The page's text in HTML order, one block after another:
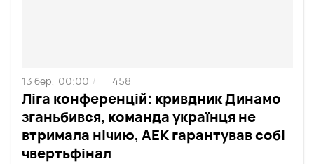
Ліга конференцій: кривдник Динамо
зганьбився, команда українця не
втримала нічию, АЕК гарантував собі
чвертьфінал
13 бер, 00:00 / 458